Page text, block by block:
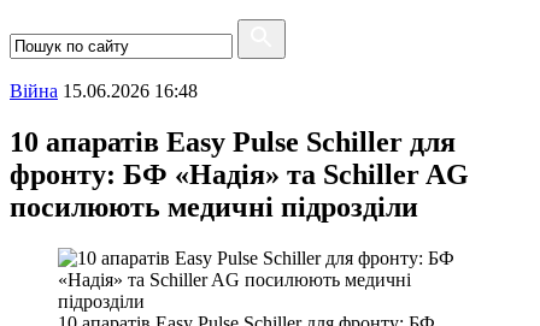
Війна 15.06.2026 16:48
10 апаратів Easy Pulse Schiller для
фронту: БФ «Надія» та Schiller AG
посилюють медичні підрозділи